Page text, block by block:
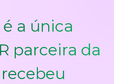
a única
parceira da